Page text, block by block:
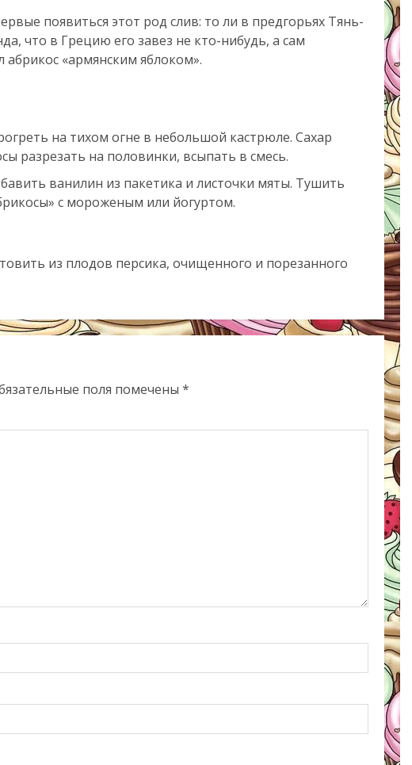
появиться этот род слив: то ли в предгорьях Тянь-
что в Грецию его завез не кто-нибудь, а сам
«армянским яблоком».
на тихом огне в небольшой кастрюле. Сахар
разрезать на половинки, всыпать в смесь.
ванилин из пакетика и листочки мяты. Тушить
с мороженым или йогуртом.
из плодов персика, очищенного и порезанного
поля помечены *